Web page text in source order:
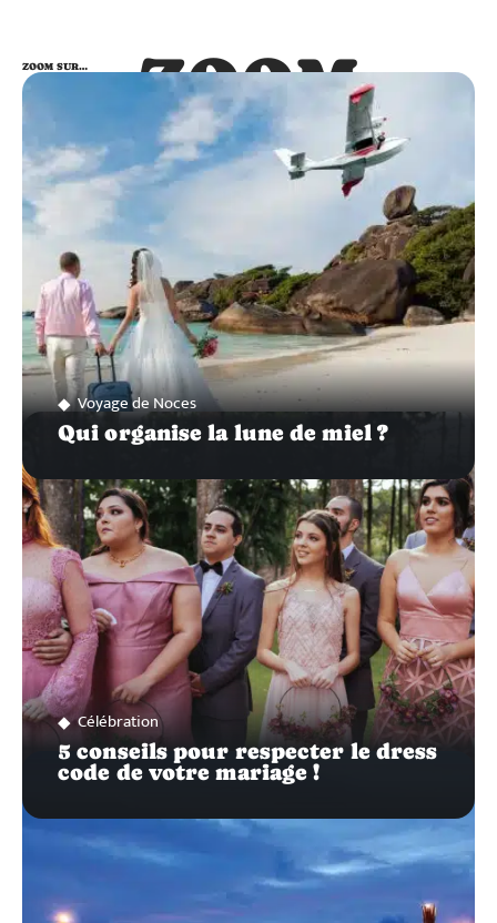
ZOOM
SUR…
ZOOM SUR…
Voyage de Noces
Qui organise la lune de miel ?
Célébration
5 conseils pour respecter le dress
code de votre mariage !